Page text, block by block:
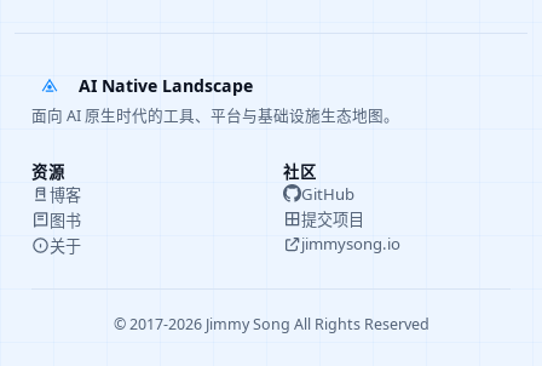
AI Native Landscape
面向 AI 原生时代的工具、平台与基础设施生态地图。
资源
博客
图书
关于
社区
GitHub
提交项目
jimmysong.io
© 2017-2026 Jimmy Song All Rights Reserved